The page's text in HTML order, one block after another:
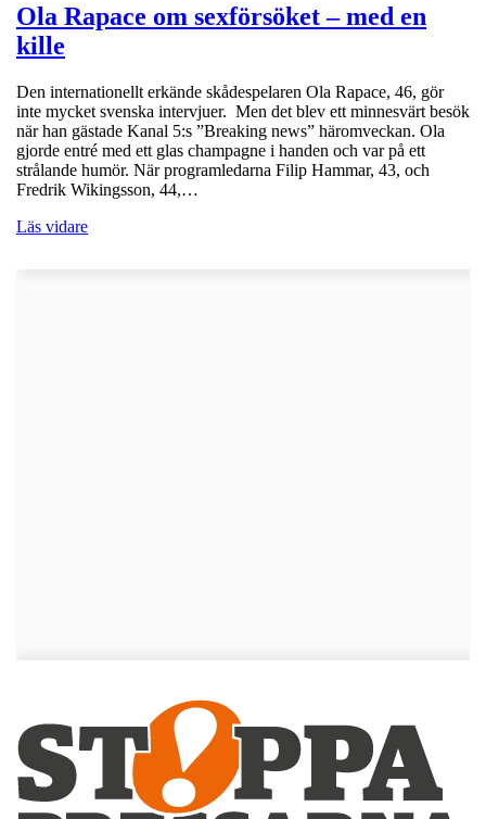
Ola Rapace om sexförsöket – med en
kille
Den internationellt erkände skådespelaren Ola Rapace, 46, gör
inte mycket svenska intervjuer. Men det blev ett minnesvärt besök
när han gästade Kanal 5:s ”Breaking news” häromveckan. Ola
gjorde entré med ett glas champagne i handen och var på ett
strålande humör. När programledarna Filip Hammar, 43, och
Fredrik Wikingsson, 44,…
Läs vidare